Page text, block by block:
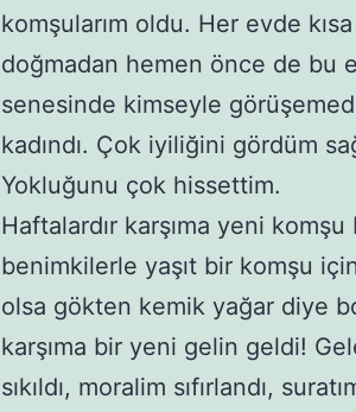
komşularım oldu. Her evde
doğmadan hemen önce de bu
senesinde kimseyle
kadındı. Çok iyiliğini gördüm
Yokluğunu çok hissettim.
Haftalardır karşıma yeni
benimkilerle yaşıt bir komşu
olsa gökten kemik yağar diye
karşıma bir yeni gelin geldi!
sıkıldı, moralim sıfırlandı,